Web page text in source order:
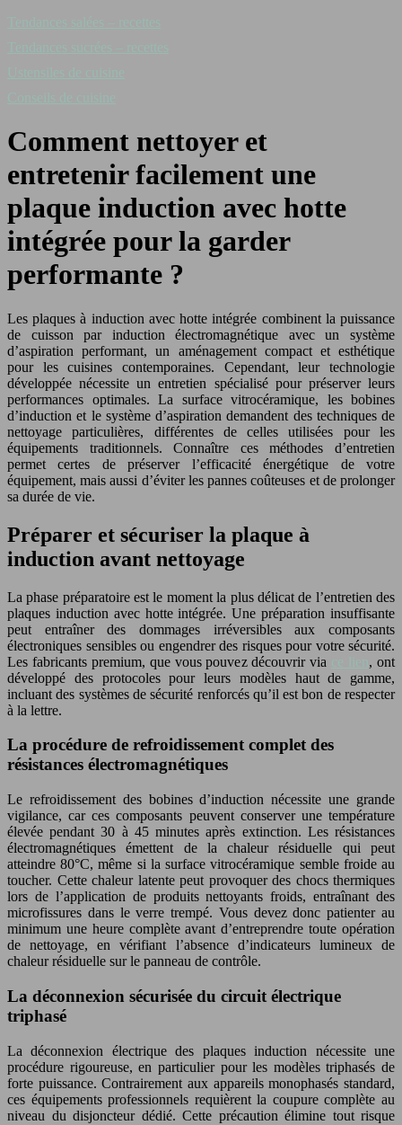
Comment nettoyer et
entretenir facilement une
plaque induction avec hotte
intégrée pour la garder
performante ?
Les plaques à induction avec hotte intégrée combinent la puissance
de cuisson par induction électromagnétique avec un système
d’aspiration performant, un aménagement compact et esthétique
pour les cuisines contemporaines. Cependant, leur technologie
développée nécessite un entretien spécialisé pour préserver leurs
performances optimales. La surface vitrocéramique, les bobines
d’induction et le système d’aspiration demandent des techniques de
nettoyage particulières, différentes de celles utilisées pour les
équipements traditionnels. Connaître ces méthodes d’entretien
permet certes de préserver l’efficacité énergétique de votre
équipement, mais aussi d’éviter les pannes coûteuses et de prolonger
sa durée de vie.
Préparer et sécuriser la plaque à
induction avant nettoyage
La phase préparatoire est le moment la plus délicat de l’entretien des
plaques induction avec hotte intégrée. Une préparation insuffisante
peut entraîner des dommages irréversibles aux composants
électroniques sensibles ou engendrer des risques pour votre sécurité.
Les fabricants premium, que vous pouvez découvrir via
, ont
développé des protocoles pour leurs modèles haut de gamme,
incluant des systèmes de sécurité renforcés qu’il est bon de respecter
à la lettre.
La procédure de refroidissement complet des
résistances électromagnétiques
Le refroidissement des bobines d’induction nécessite une grande
vigilance, car ces composants peuvent conserver une température
élevée pendant 30 à 45 minutes après extinction. Les résistances
électromagnétiques émettent de la chaleur résiduelle qui peut
atteindre 80°C, même si la surface vitrocéramique semble froide au
toucher. Cette chaleur latente peut provoquer des chocs thermiques
lors de l’application de produits nettoyants froids, entraînant des
microfissures dans le verre trempé. Vous devez donc patienter au
minimum une heure complète avant d’entreprendre toute opération
de nettoyage, en vérifiant l’absence d’indicateurs lumineux de
chaleur résiduelle sur le panneau de contrôle.
La déconnexion sécurisée du circuit électrique
triphasé
La déconnexion électrique des plaques induction nécessite une
procédure rigoureuse, en particulier pour les modèles triphasés de
forte puissance. Contrairement aux appareils monophasés standard,
ces équipements professionnels requièrent la coupure complète au
niveau du disjoncteur dédié. Cette précaution élimine tout risque